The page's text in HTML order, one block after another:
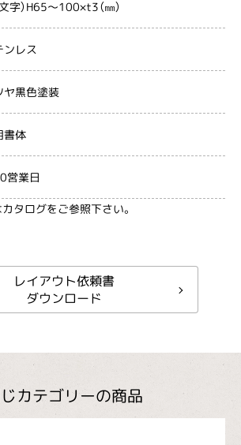
文字）H65～100×t3（㎜）
ンレス
ヤ黒色塗装
書体
営業日
タログをご参照下さい。
レイアウト依頼書
ダウンロード
カテゴリーの商品